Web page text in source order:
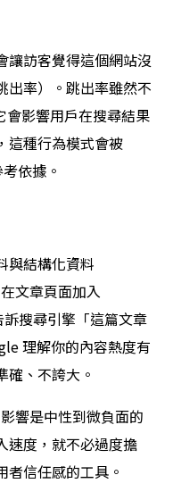
讓訪客覺得這個網站沒
出率）。跳出率雖然不
影響用戶在搜尋結果
這種行為模式會被
依據。
與結構化資料
文章頁面加入
搜尋引擎「這篇文章
理解你的內容熱度有
確、不誇大。
響是中性到微負面的
度，就不必過度擔
者信任感的工具。